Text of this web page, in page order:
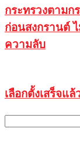
กระทรวงตามก
ก่อนสงกรานต์
ความลับ
เลือกตั้งเสร็จแ